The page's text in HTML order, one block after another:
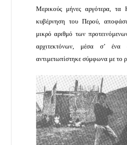
Μερικούς μήνες αργότερα,
κυβέρνηση του Περού,
μικρό αριθμό των
αρχιτεκτόνων, μέσα σ’ ένα
αντιμετωπίστηκε σύμφωνα με το